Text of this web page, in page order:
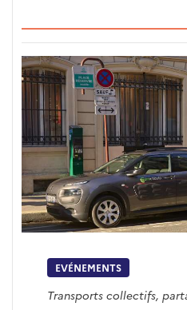
EVÉNEMENTS
Transports collectifs,